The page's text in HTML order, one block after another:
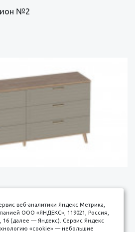
№2
веб-аналитики Яндекс Метрика,
ООО «ЯНДЕКС», 119021, Россия,
16 (далее — Яндекс). Сервис Яндекс
«cookie» — небольшие